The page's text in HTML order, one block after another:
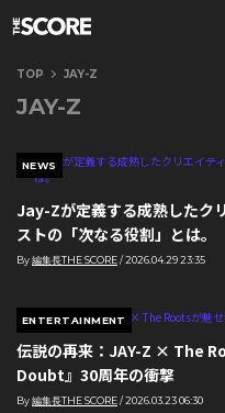
TOP JAY-Z
JAY-Z
NEWS
Jay-Zが定義する成熟したク
ストの「次なる役割」とは。
By編集長THE SCORE/2026.04.29 23:35
ENTERTAINMENT
伝説の再来：JAY-Z × The
Doubt』30周年の衝撃
By編集長THE SCORE/2026.03.23 06:30